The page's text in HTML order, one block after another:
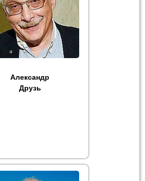
Александр
Друзь